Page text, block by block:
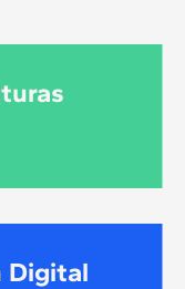
Digital